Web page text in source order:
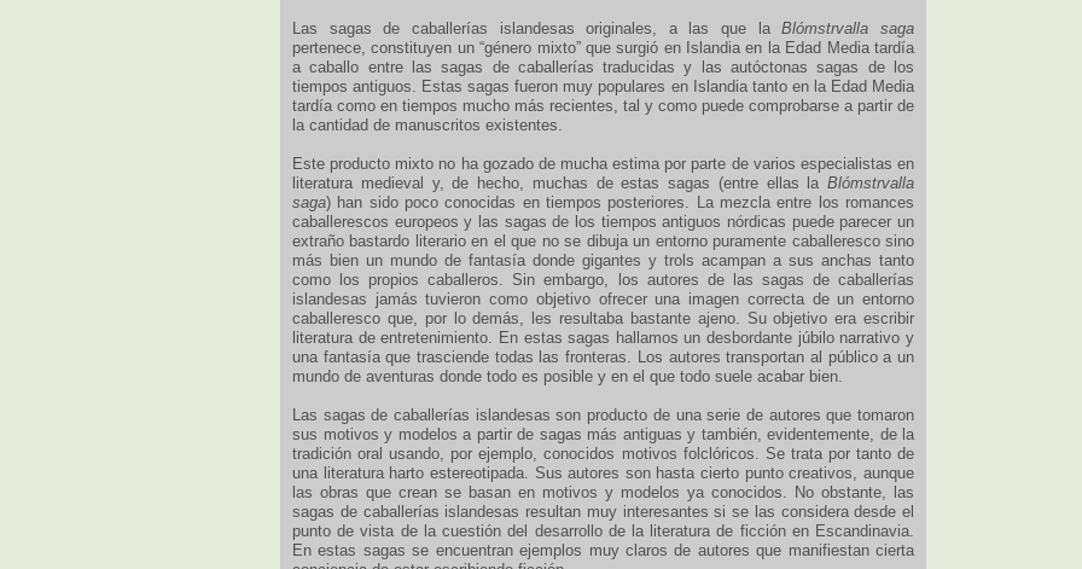
Las sagas de caballerías islandesas originales, a las que laBlómstrvalla saga
pertenece, constituyen un “género mixto” que surgió en Islandia en la Edad Media tardía
a caballo entre las sagas de caballerías traducidas y las autóctonas sagas de los
tiempos antiguos. Estas sagas fueron muy populares en Islandia tanto en la Edad Media
tardía como en tiempos mucho más recientes, tal y como puede comprobarse a partir de
la cantidad de manuscritos existentes.
Este producto mixto no ha gozado de mucha estima por parte de varios especialistas en
literatura medieval y, de hecho, muchas de estas sagas (entre ellas la Blómstrvalla
saga) han sido poco conocidas en tiempos posteriores. La mezcla entre los romances
caballerescos europeos y las sagas de los tiempos antiguos nórdicas puede parecer un
extraño bastardo literario en el que no se dibuja un entorno puramente caballeresco sino
más bien un mundo de fantasía donde gigantes y trols acampan a sus anchas tanto
como los propios caballeros. Sin embargo, los autores de las sagas de caballerías
islandesas jamás tuvieron como objetivo ofrecer una imagen correcta de un entorno
caballeresco que, por lo demás, les resultaba bastante ajeno. Su objetivo era escribir
literatura de entretenimiento. En estas sagas hallamos un desbordante júbilo narrativo y
una fantasía que trasciende todas las fronteras. Los autores transportan al público a un
mundo de aventuras donde todo es posible y en el que todo suele acabar bien.
Las sagas de caballerías islandesas son producto de una serie de autores que tomaron
sus motivos y modelos a partir de sagas más antiguas y también, evidentemente, de la
tradición oral usando, por ejemplo, conocidos motivos folclóricos. Se trata por tanto de
una literatura harto estereotipada. Sus autores son hasta cierto punto creativos, aunque
las obras que crean se basan en motivos y modelos ya conocidos. No obstante, las
sagas de caballerías islandesas resultan muy interesantes si se las considera desde el
punto de vista de la cuestión del desarrollo de la literatura de ficción en Escandinavia.
En estas sagas se encuentran ejemplos muy claros de autores que manifiestan cierta